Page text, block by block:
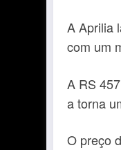
A Aprilia
com um
A RS
a torna
O preço